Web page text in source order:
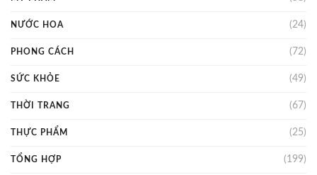
NƯỚC HOA (24)
PHONG CÁCH (72)
SỨC KHỎE (49)
THỜI TRANG (67)
THỰC PHẨM (25)
TỔNG HỢP (199)